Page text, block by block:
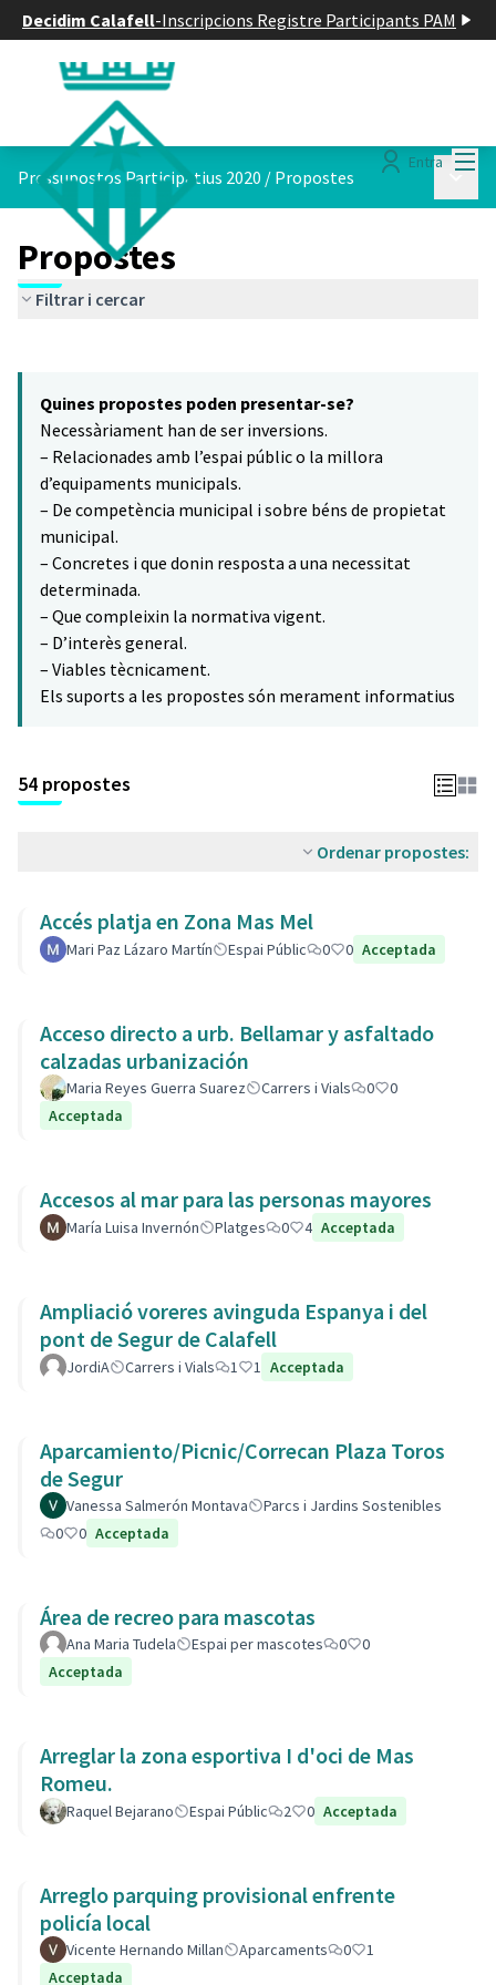
Decidim Calafell-Inscripcions Registre Participants PAM
Entra
Pressupostos Participatius 2020 / Propostes
Propostes
Filtrar i cercar
−
Quines propostes poden presentar-se?
Necessàriament han de ser inversions.
– Relacionades amb l’espai públic o la millora
d’equipaments municipals.
– De competència municipal i sobre béns de propietat
municipal.
– Concretes i que donin resposta a una necessitat
determinada.
– Que compleixin la normativa vigent.
– D’interès general.
– Viables tècnicament.
Els suports a les propostes són merament informatius
54 propostes
Ordenar propostes:
Accés platja en Zona Mas Mel
Mari Paz Lázaro Martín Espai Públic 0 0 Acceptada
Acceso directo a urb. Bellamar y asfaltado
calzadas urbanización
Maria Reyes Guerra Suarez Carrers i Vials 0
0
Acceptada
Accesos al mar para las personas mayores
María Luisa Invernón Platges 0 4 Acceptada
Ampliació voreres avinguda Espanya i del
pont de Segur de Calafell
JordiA Carrers i Vials 1 1 Acceptada
Aparcamiento/Picnic/Correcan Plaza Toros
de Segur
Vanessa Salmerón Montava
Parcs i Jardins Sostenibles
0
0 Acceptada
Área de recreo para mascotas
Ana Maria Tudela Espai per mascotes 0
0
Acceptada
Arreglar la zona esportiva I d'oci de Mas
Romeu.
Raquel Bejarano Espai Públic 2 0 Acceptada
Arreglo parquing provisional enfrente
policía local
Vicente Hernando Millan Aparcaments 0
1
Acceptada